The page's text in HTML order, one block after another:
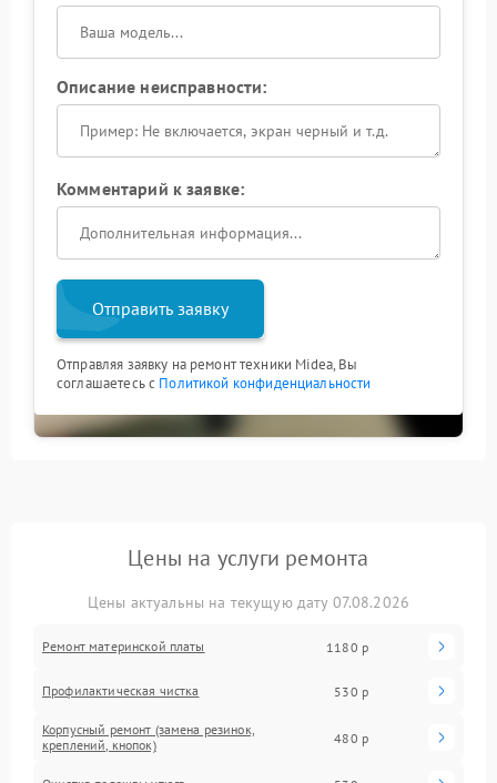
Описание неисправности:
Комментарий к заявке:
Отправить заявку
Отправляя заявку на ремонт техники Midea, Вы
соглашаетесь с Политикой конфиденциальности
Цены на услуги ремонта
Цены актуальны на текущую дату 07.08.2026
Ремонт материнской платы 1180 р
Профилактическая чистка 530 р
Корпусный ремонт (замена резинок,
креплений, кнопок)
480 р